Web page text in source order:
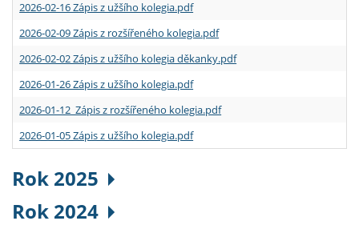
2026-02-16 Zápis z užšího kolegia.pdf
2026-02-09 Zápis z rozšířeného kolegia.pdf
2026-02-02 Zápis z užšího kolegia děkanky.pdf
2026-01-26 Zápis z užšího kolegia.pdf
2026-01-12 Zápis z rozšířeného kolegia.pdf
2026-01-05 Zápis z užšího kolegia.pdf
Rok 2025
Rok 2024